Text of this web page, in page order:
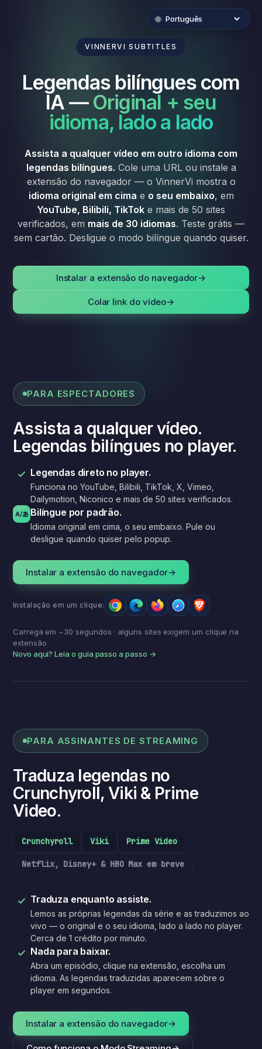
VINNERVI SUBTITLES
Legendas bilíngues com
IA —Original + seu
idioma, lado a lado
Assista a qualquer vídeo em outro idioma com
legendas bilíngues. Cole uma URL ou instale a
extensão do navegador — o VinnerVi mostra o
idioma original em cima e o seu embaixo, em
YouTube, Bilibili, TikTok e mais de 50 sites
verificados, em mais de 30 idiomas. Teste grátis —
sem cartão. Desligue o modo bilíngue quando quiser.
Instalar a extensão do navegador→
Colar link do vídeo→
PARA ESPECTADORES
Assista a qualquer vídeo.
Legendas bilíngues no player.
Legendas direto no player.
Funciona no YouTube, Bilibili, TikTok, X, Vimeo,
Dailymotion, Niconico e mais de 50 sites verificados.
A/あ Bilíngue por padrão.
Idioma original em cima, o seu embaixo. Pule ou
desligue quando quiser pelo popup.
Instalar a extensão do navegador→
Instalação em um clique:
Carrega em ~30 segundos · alguns sites exigem um clique na
extensão
Novo aqui? Leia o guia passo a passo →
안녕하세요, 만나서 반갑습니다.
PARA ASSINANTES DE STREAMING
Traduza legendas no
Crunchyroll, Viki & Prime
Video.
Crunchyroll Viki Prime Video
Netflix, Disney+ & HBO Max em breve
Traduza enquanto assiste.
Lemos as próprias legendas da série e as traduzimos ao
vivo — o original e o seu idioma, lado a lado no player.
Cerca de 1 crédito por minuto.
Nada para baixar.
Abra um episódio, clique na extensão, escolha um
idioma. As legendas traduzidas aparecem sobre o
player em segundos.
Instalar a extensão do navegador→
🌐